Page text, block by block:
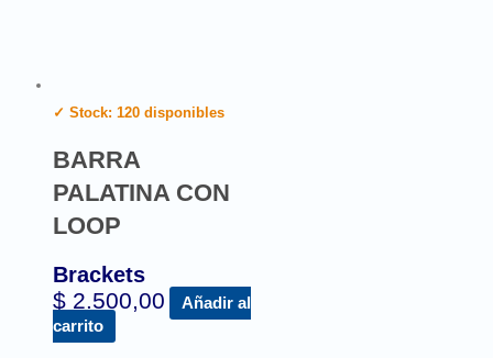
✓ Stock: 120 disponibles
BARRA
PALATINA CON
LOOP
Brackets
$ 2.500,00
Añadir al
carrito